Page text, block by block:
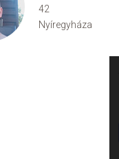
42
Nyíregyháza